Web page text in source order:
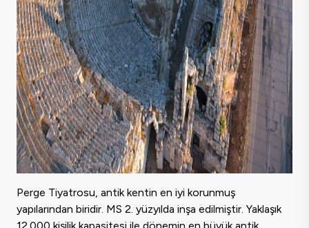
Perge Tiyatrosu, antik kentin en iyi korunmuş
yapılarından biridir. MS 2. yüzyılda inşa edilmiştir. Yaklaşık